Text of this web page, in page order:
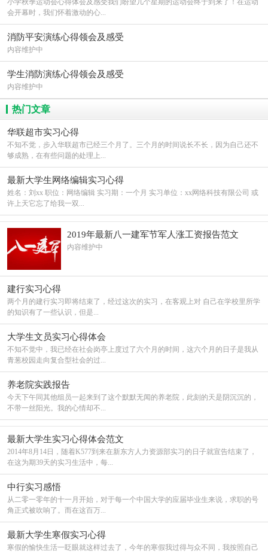
会开幕时，我们怀着激动的心...
消防平安演练心得领会及感受
内容维护中
学生消防演练心得领会及感受
内容维护中
热门文章
华联超市实习心得
不知不觉，步入华联超市已经三个月了。三个月的时间说长不长，因为自己还不
够成熟，在有些问题的处理上...
最新大学生网络编辑实习心得
姓名：刘xx 职位：网络编辑 实习期：一个月 实习单位：xx网络科技有限公司 或
许上天它忘了给我一双...
2019年最新八一建军节军人涨工资报告范文
内容维护中
建行实习心得
两个月的建行实习即将结束了，经过这次的实习，在客观上对 自己在学校里所学
的知识有了一些认识，但是...
大学生文员实习心得体会
不知不觉中，我已经在社会岗亭上度过了六个月的时间，这六个月的日子是我从
青葱校园走向复合型社会的过...
养老院实践报告
今天下午同其他组员一起来到了这个默默无闻的养老院，此刻的天是阴沉沉的，
不带一丝阳光。我的心情却不...
最新大学生实习心得体会范文
2014年8月14日，随着K577到来在新东方人力资源部实习的日子就宣告结束了，
在这为期39天的实习生活中，每...
中行实习感悟
从二零一零年的十一月开始，对于每一个中国大学的应届毕业生来说，求职的号
角正式被吹响了。而在这百万...
最新大学生寒假实习心得
寒假的愉快生活一眨眼就这样过去了，今年的寒假我过得与众不同，我按照自己